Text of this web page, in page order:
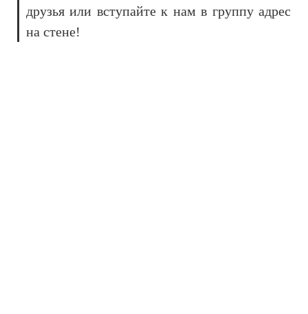
друзья или вступайте к нам в группу адрес
на стене!